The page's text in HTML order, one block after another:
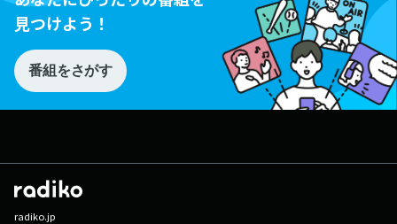
見つけよう！
番組をさがす
radiko.jp